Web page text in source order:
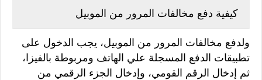
كيفية دفع مخالفات المرور من الموبيل
ولدفع مخالفات المرور من الموبيل، يجب الدخول على
تطبيقات الدفع المسجلة علي الهاتف ومربوطة بالفيزا،
ثم إدخال الرقم القومي، وإدخال الجزء الرقمي من